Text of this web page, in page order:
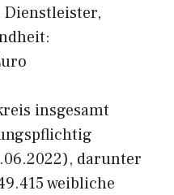
insgesamt
darunter
weibliche